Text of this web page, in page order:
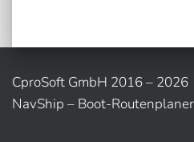
CproSoft GmbH 2016 – 2026
NavShip – Boot-Routenplaner